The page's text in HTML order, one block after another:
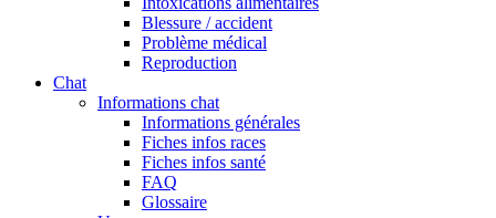
Blessure / accident
Problème médical
Reproduction
Chat
Informations chat
Informations générales
Fiches infos races
Fiches infos santé
FAQ
Glossaire